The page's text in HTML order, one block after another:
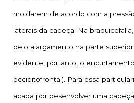
moldarem de acordo com a
laterais da cabeça. Na
pelo alargamento na parte
evidente, portanto, o
occipitofrontal). Para essa
acaba por desenvolver uma